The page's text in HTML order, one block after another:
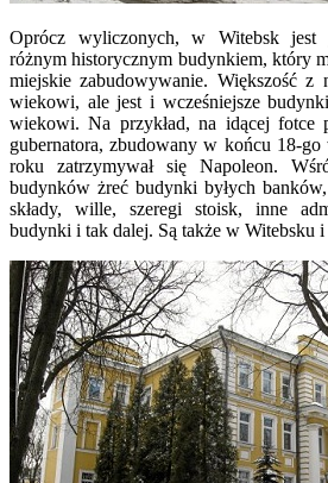
Oprócz wyliczonych, w Witebsk jest
różnym historycznym budynkiem, który
miejskie zabudowywanie. Większość
wiekowi, ale jest i wcześniejsze
wiekowi. Na przykład, na idącej fotce
gubernatora, zbudowany w końcu 18-
roku zatrzymywał się Napoleon.
budynków żreć budynki byłych
składy, wille, szeregi stoisk, inne
budynki i tak dalej. Są także w Witebsku